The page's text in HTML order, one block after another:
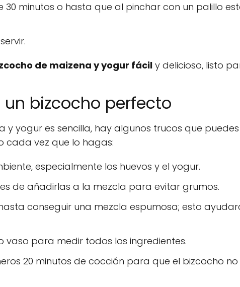
minutos o hasta que al pinchar con un palillo
de maizena y yogur fácily delicioso, listo
bizcocho perfecto
y yogur es sencilla, hay algunos trucos que
vez que lo hagas:
especialmente los huevos y el yogur.
de añadirlas a la mezcla para evitar grumos.
conseguir una mezcla espumosa; esto
vaso para medir todos los ingredientes.
20 minutos de cocción para que el bizcocho no